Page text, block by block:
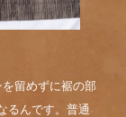
留めずに裾の部
るんです。普通